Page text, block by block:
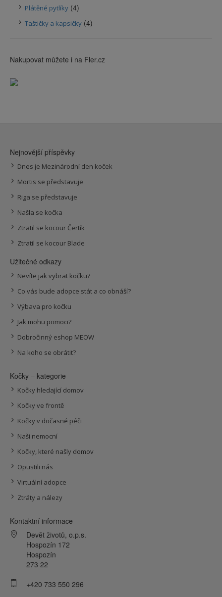
Plátěné pytlíky (4)
Taštičky a kapsičky (4)
Nakupovat můžete i na Fler.cz
Nejnovější příspěvky
Dnes je Mezinárodní den koček
Mortis se představuje
Riga se představuje
Našla se kočka
Ztratil se kocour Čertík
Ztratil se kocour Blade
Užitečné odkazy
Nevíte jak vybrat kočku?
Co vás bude adopce stát a co obnáší?
Výbava pro kočku
Jak mohu pomoci?
Dobročinný eshop MEOW
Na koho se obrátit?
Kočky – kategorie
Kočky hledající domov
Kočky ve frontě
Kočky v dočasné péči
Naši nemocní
Kočky, které našly domov
Opustili nás
Virtuální adopce
Ztráty a nálezy
Kontaktní informace
Devět životů, o.p.s.
Hospozín 172
Hospozín
273 22
+420 733 550 296